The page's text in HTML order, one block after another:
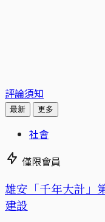
評論須知
最新 更多
社會
僅限會員
雄安「千年大計」
建設